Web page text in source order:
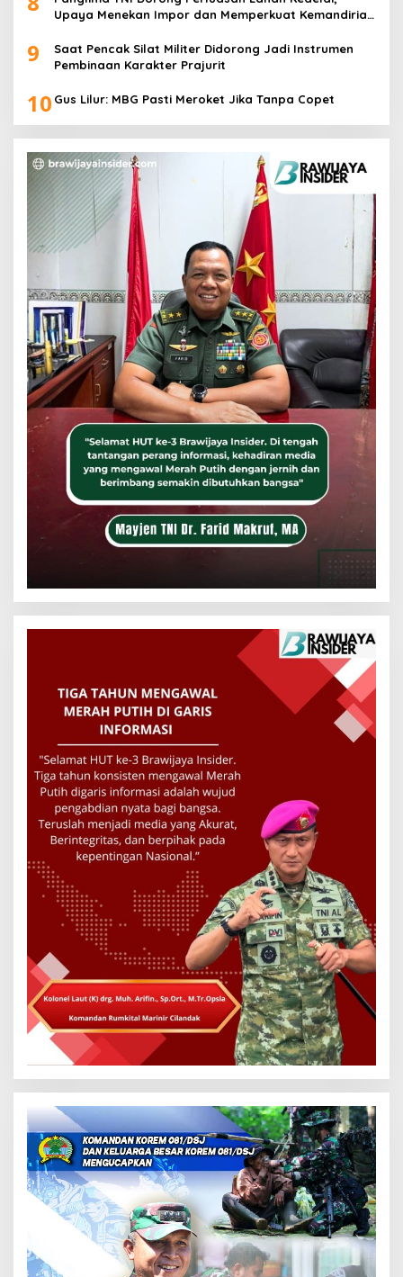
Upaya Menekan Impor dan Memperkuat Kemandirian
9
Saat Pencak Silat Militer Didorong Jadi Instrumen
Pembinaan Karakter Prajurit
10 Gus Lilur: MBG Pasti Meroket Jika Tanpa Copet